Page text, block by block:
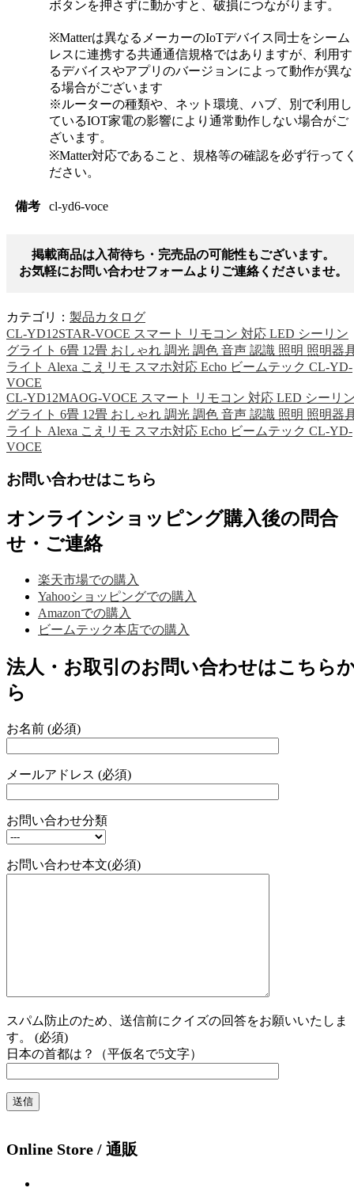
ボタンを押さずに動かすと、破損につながります。
※Matterは異なるメーカーのIoTデバイス同士をシーム
レスに連携する共通通信規格ではありますが、利用す
るデバイスやアプリのバージョンによって動作が異な
る場合がございます
※ルーターの種類や、ネット環境、ハブ、別で利用し
ているIOT家電の影響により通常動作しない場合がご
ざいます。
※Matter対応であること、規格等の確認を必ず行って
ださい。
備考 cl-yd6-voce
掲載商品は入荷待ち・完売品の可能性もございます。
お気軽にお問い合わせフォームよりご連絡くださいませ。
カテゴリ： 製品カタログ
CL-YD12STAR-VOCE スマート リモコン 対応 LED シーリン
グライト 6畳 12畳 おしゃれ 調光 調色 音声 認識 照明 照明器
ライト Alexa こえリモ スマホ対応 Echo ビームテック CL-YD-
VOCE
CL-YD12MAOG-VOCE スマート リモコン 対応 LED シーリ
グライト 6畳 12畳 おしゃれ 調光 調色 音声 認識 照明 照明器
ライト Alexa こえリモ スマホ対応 Echo ビームテック CL-YD-
VOCE
お問い合わせはこちら
オンラインショッピング購入後の問合
せ・ご連絡
楽天市場での購入
Yahooショッピングでの購入
Amazonでの購入
ビームテック本店での購入
法人・お取引のお問い合わせはこちら
ら
お名前 (必須)
メールアドレス (必須)
お問い合わせ分類
お問い合わせ本文(必須)
スパム防止のため、送信前にクイズの回答をお願いいたしま
す。 (必須)
日本の首都は？（平仮名で5文字）
Online Store / 通販